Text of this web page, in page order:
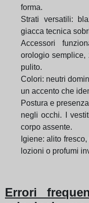
forma.
Strati versatili:
giacca tecnica
Accessori
orologio semplice,
pulito.
Colori: neutri
un accento che
Postura e
negli occhi. I
corpo assente.
Igiene: alito
lozioni o profumi
Errori